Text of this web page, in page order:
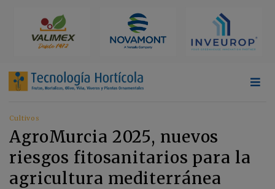
Cultivos
AgroMurcia 2025, nuevos
riesgos fitosanitarios para la
agricultura mediterránea